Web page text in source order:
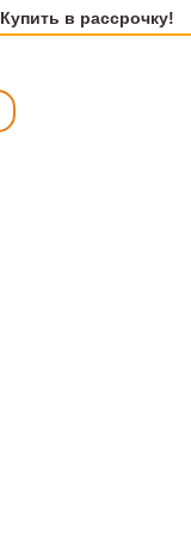
Купить в рассрочку!